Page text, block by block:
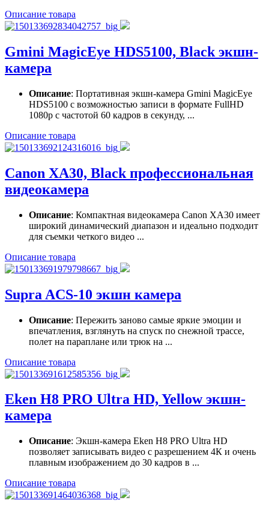
Описание товара
Gmini MagicEye HDS5100, Black экшн-
камера
Описание: Портативная экшн-камера Gmini MagicEye
HDS5100 с возможностью записи в формате FullHD
1080p с частотой 60 кадров в секунду, ...
Описание товара
Canon XA30, Black профессиональная
видеокамера
Описание: Компактная видеокамера Canon XA30 имеет
широкий динамический диапазон и идеально подходит
для съемки четкого видео ...
Описание товара
Supra ACS-10 экшн камера
Описание: Пережить заново самые яркие эмоции и
впечатления, взглянуть на спуск по снежной трассе,
полет на параплане или трюк на ...
Описание товара
Eken H8 PRO Ultra HD, Yellow экшн-
камера
Описание: Экшн-камера Eken H8 PRO Ultra HD
позволяет записывать видео с разрешением 4К и очень
плавным изображением до 30 кадров в ...
Описание товара